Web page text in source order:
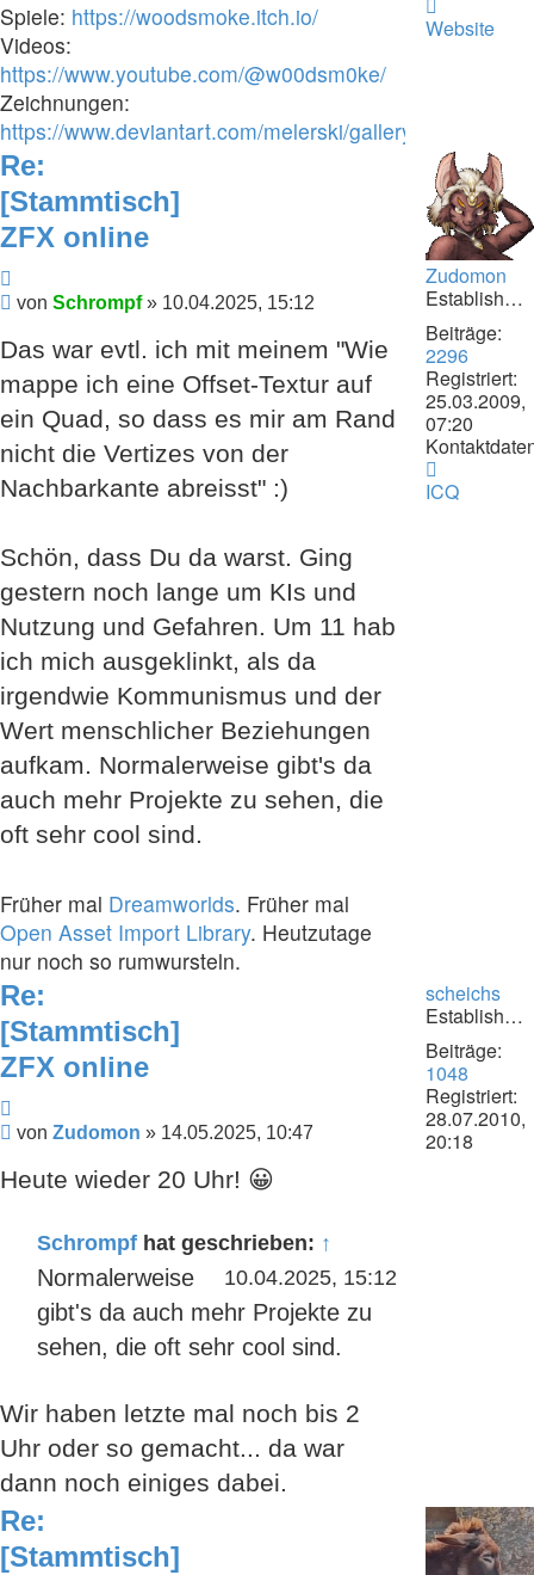
Spiele: https://woodsmoke.itch.io/
Videos:
https://www.youtube.com/@w00dsm0ke/
Zeichnungen:
https://www.deviantart.com/melerski/gallery/all
von
Website
Re:
[Stammtisch]
ZFX online
Beitrag
von Schrompf» 10.04.2025, 15:12
Das war evtl. ich mit meinem "Wie
mappe ich eine Offset-Textur auf
ein Quad, so dass es mir am Rand
nicht die Vertizes von der
Nachbarkante abreisst" :)
Schön, dass Du da warst. Ging
gestern noch lange um KIs und
Nutzung und Gefahren. Um 11 hab
ich mich ausgeklinkt, als da
irgendwie Kommunismus und der
Wert menschlicher Beziehungen
aufkam. Normalerweise gibt's da
auch mehr Projekte zu sehen, die
oft sehr cool sind.
Früher mal Dreamworlds. Früher mal
Open Asset Import Library. Heutzutage
nur noch so rumwursteln.
Zudomon
Establishment
Beiträge:
2296
Registriert:
25.03.2009,
07:20
von
ICQ
Re:
[Stammtisch]
ZFX online
Beitrag
von Zudomon » 14.05.2025, 10:47
Heute wieder 20 Uhr! 😀
Schrompf hat geschrieben: ↑
10.04.2025, 15:12
Normalerweise
gibt's da auch mehr Projekte zu
sehen, die oft sehr cool sind.
Wir haben letzte mal noch bis 2
Uhr oder so gemacht... da war
dann noch einiges dabei.
scheichs
Establishment
Beiträge:
1048
Registriert:
28.07.2010,
20:18
Re:
[Stammtisch]